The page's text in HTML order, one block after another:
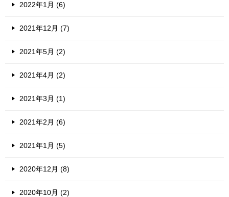
2022年1月 (6)
2021年12月 (7)
2021年5月 (2)
2021年4月 (2)
2021年3月 (1)
2021年2月 (6)
2021年1月 (5)
2020年12月 (8)
2020年10月 (2)